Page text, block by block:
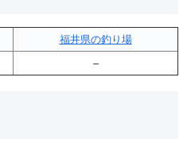
福井県の釣り場
–